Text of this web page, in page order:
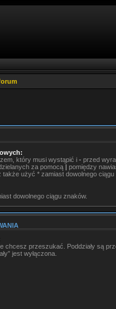
który musi wystąpić i - przed
za pomocą | pomiędzy
także użyć * zamiast dowolnego ciągu
dowolnego ciągu znaków.
chcesz przeszukać. Poddziały są
jest wyłączona.